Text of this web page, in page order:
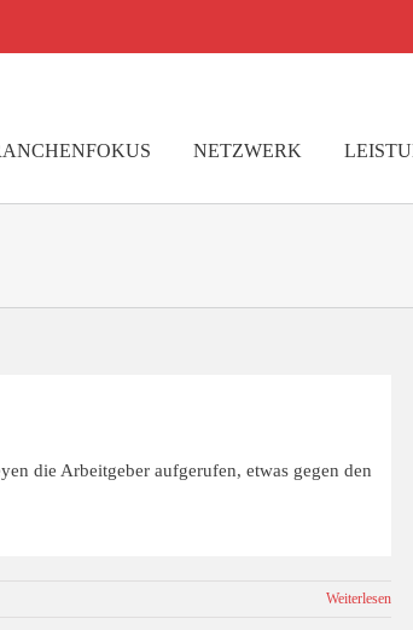
NETZWERK
die Arbeitgeber aufgerufen, etwas gegen den
Weiterlesen